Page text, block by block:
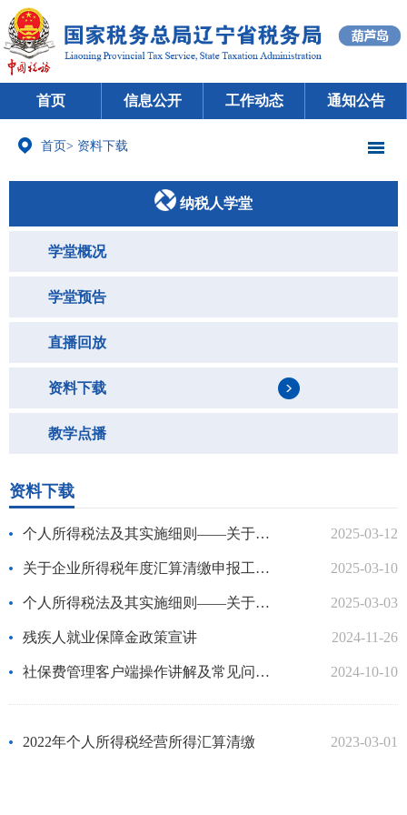
首页 信息公开 工作动态 通知公告
首页> 资料下载
纳税人学堂
学堂概况
学堂预告
直播回放
资料下载
教学点播
资料下载
2025-03-12
个人所得税法及其实施细则——关于综合所得汇算的相关规定
2025-03-10
关于企业所得税年度汇算清缴申报工作的相关规定
2025-03-03
个人所得税法及其实施细则——关于经营所得汇算的相关规定
2024-11-26
残疾人就业保障金政策宣讲
2024-10-10
社保费管理客户端操作讲解及常见问题解答
2023-03-01
2022年个人所得税经营所得汇算清缴